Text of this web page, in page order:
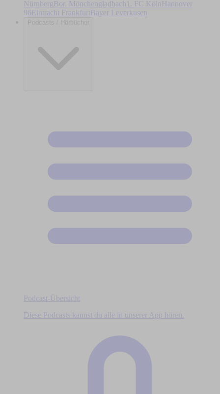
Nürnberg Bor. Mönchengladbach 1. FC Köln
Hannover
96Eintracht Frankfurt Bayer Leverkusen
Podcasts / Hörbücher
Podcast-Übersicht
Diese Podcasts kannst du alle in unserer App hören.